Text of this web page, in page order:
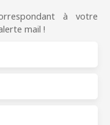
à votre
mail !